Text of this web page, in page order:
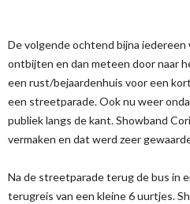
De volgende ochtend bijna
ontbijten en dan meteen door naar
een rust/bejaardenhuis voor een
een streetparade. Ook nu weer
publiek langs de kant. Showband
vermaken en dat werd zeer
Na de streetparade terug de bus in
terugreis van een kleine 6 uurtjes.